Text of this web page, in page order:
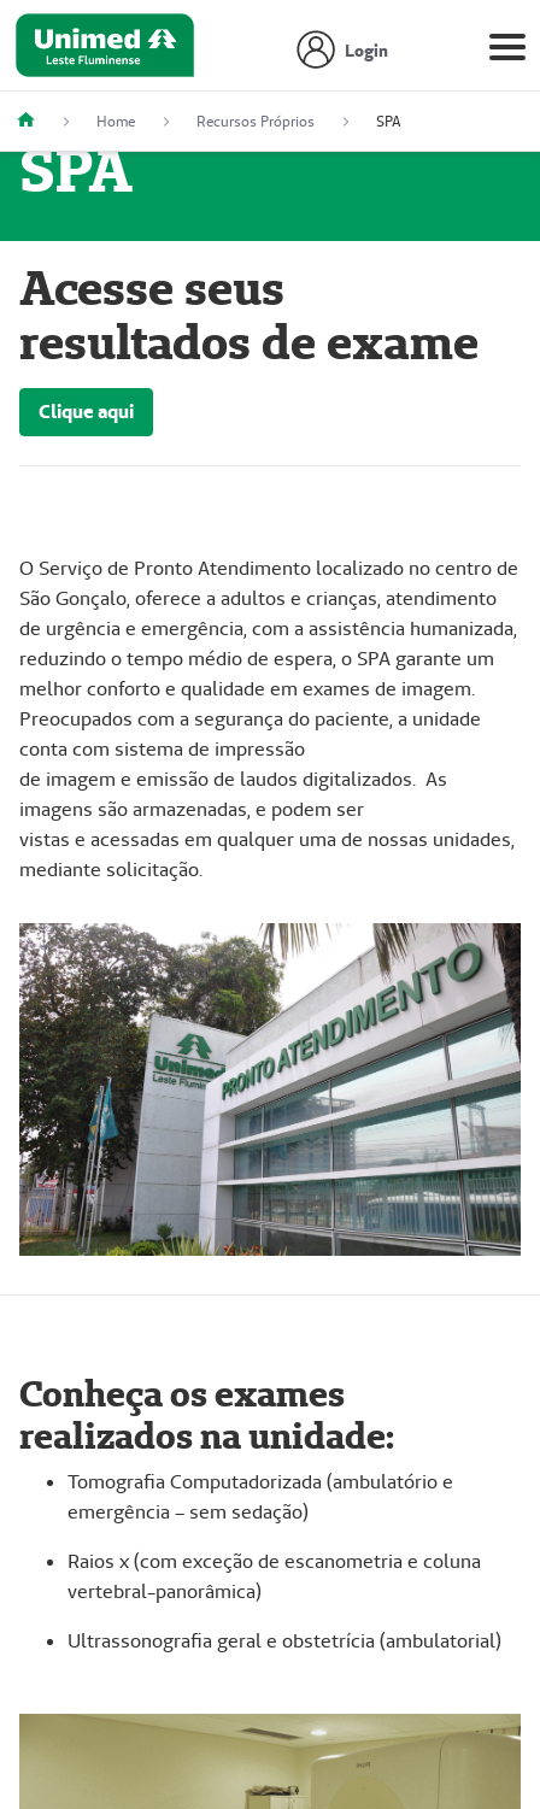
Login
Home Recursos Próprios SPA
SPA
Acesse seus
resultados de exame
Clique aqui
O Serviço de Pronto Atendimento localizado no centro de
São Gonçalo, oferece a adultos e crianças, atendimento
de urgência e emergência, com a assistência humanizada,
reduzindo o tempo médio de espera, o SPA garante um
melhor conforto e qualidade em exames de imagem.
Preocupados com a segurança do paciente, a unidade
conta com sistema de impressão
de imagem e emissão de laudos digitalizados. As
imagens são armazenadas, e podem ser
vistas e acessadas em qualquer uma de nossas unidades,
mediante solicitação.
Conheça os exames
realizados na unidade:
Tomografia Computadorizada (ambulatório e
emergência – sem sedação)
Raios x (com exceção de escanometria e coluna
vertebral-panorâmica)
Ultrassonografia geral e obstetrícia (ambulatorial)